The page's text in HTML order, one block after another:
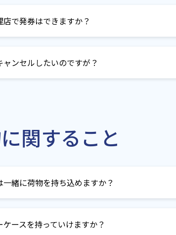
店で発券はできますか？
ャンセルしたいのですが？
関すること
一緒に荷物を持ち込めますか？
ケースを持っていけますか？